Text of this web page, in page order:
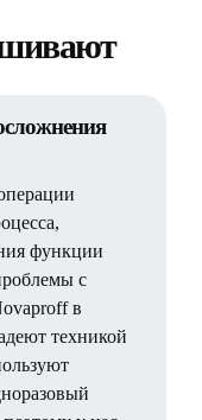
функции
с
в
техникой